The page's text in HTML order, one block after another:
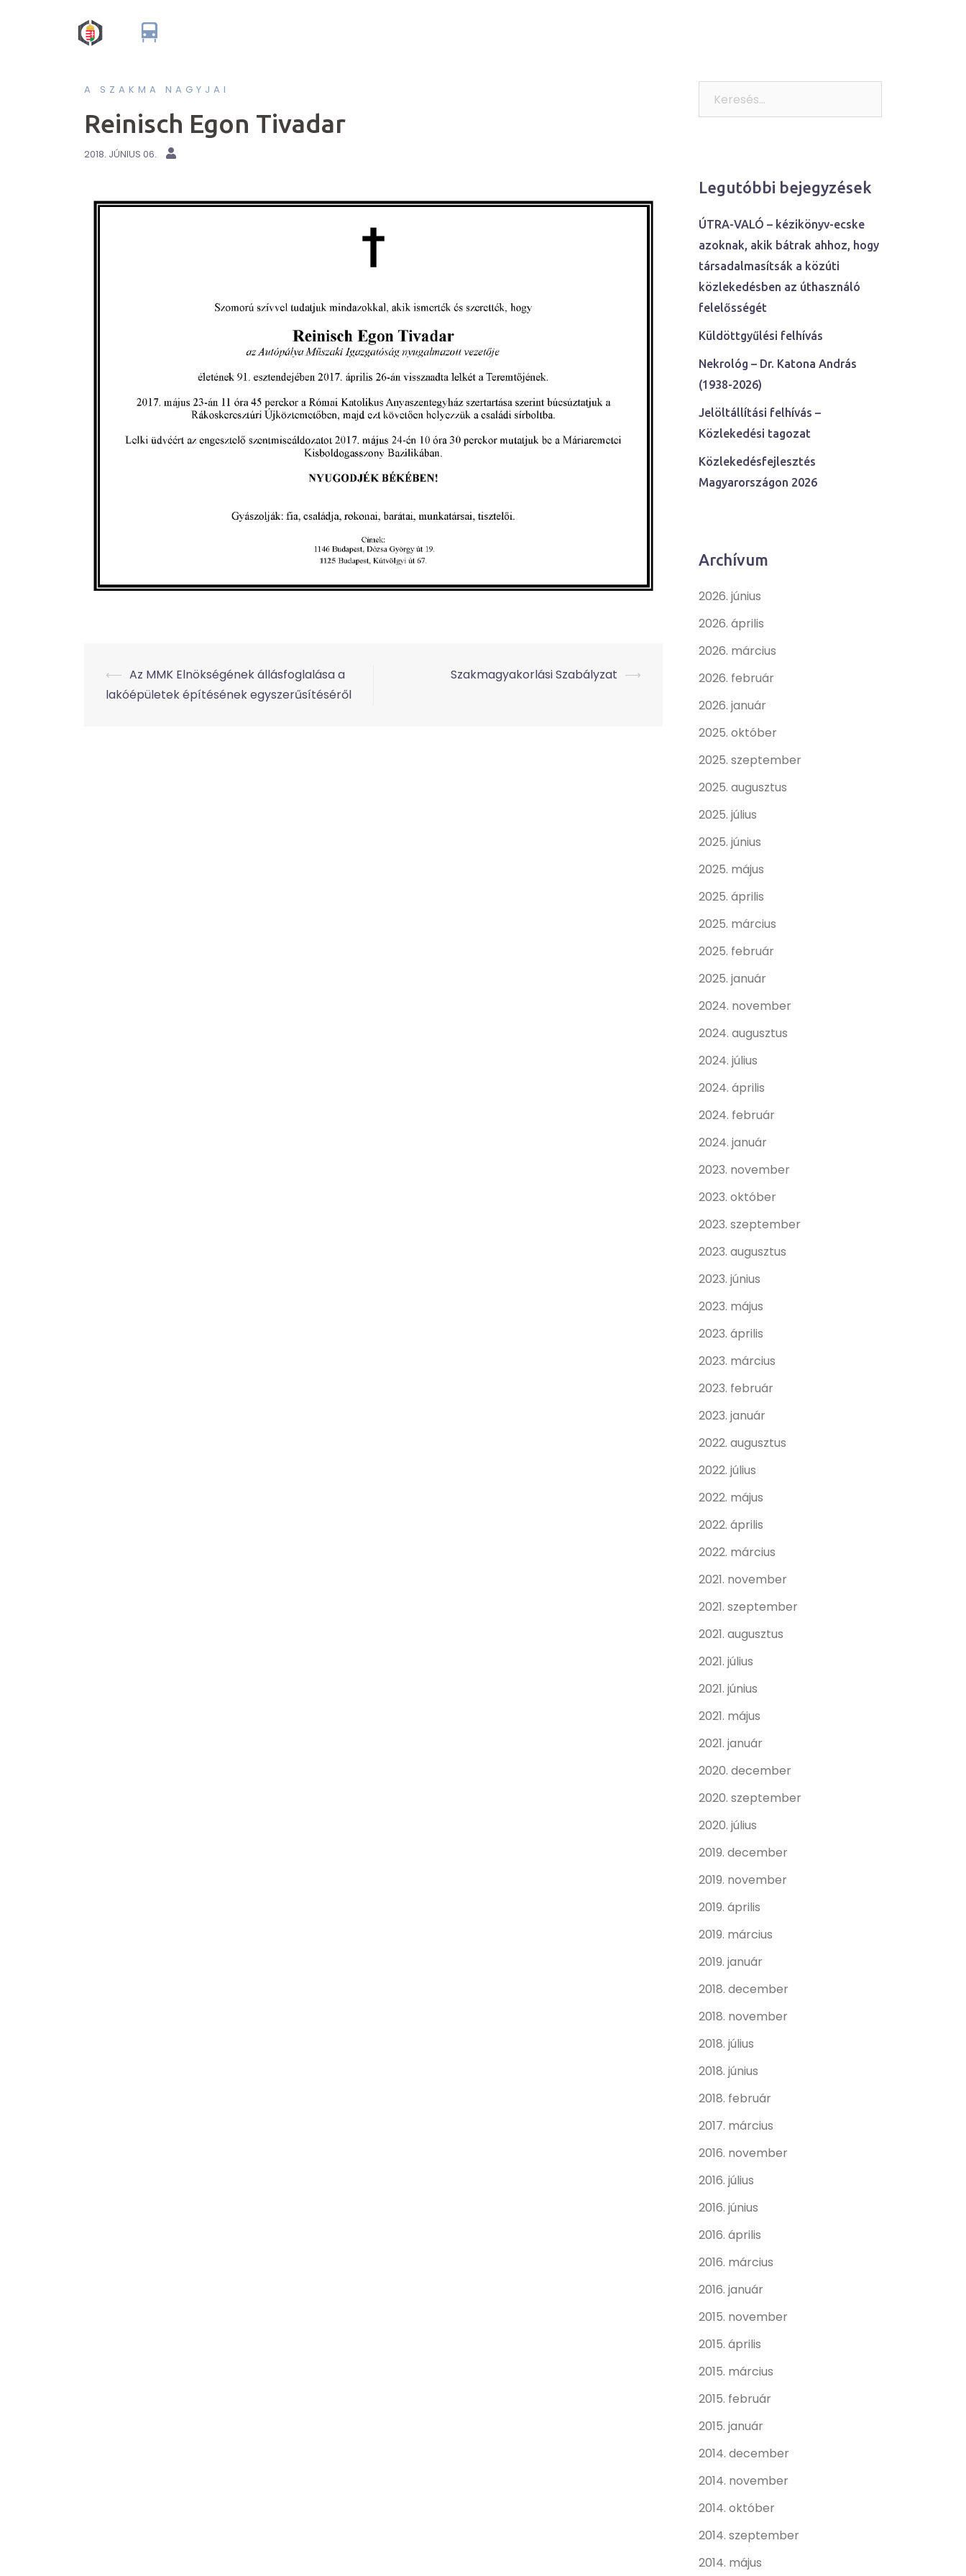
A SZAKMA NAGYJAI
Reinisch Egon Tivadar
2018. JÚNIUS 06.
Post
navigation
⟵ Az MMK Elnökségének állásfoglalása a
lakóépületek építésének egyszerűsítéséről
Szakmagyakorlási Szabályzat ⟶
Legutóbbi bejegyzések
ÚTRA-VALÓ – kézikönyv-ecske
azoknak, akik bátrak ahhoz, hogy
társadalmasítsák a közúti
közlekedésben az úthasználó
felelősségét
Küldöttgyűlési felhívás
Nekrológ – Dr. Katona András
(1938-2026)
Jelöltállítási felhívás –
Közlekedési tagozat
Közlekedésfejlesztés
Magyarországon 2026
Archívum
2026. június
2026. április
2026. március
2026. február
2026. január
2025. október
2025. szeptember
2025. augusztus
2025. július
2025. június
2025. május
2025. április
2025. március
2025. február
2025. január
2024. november
2024. augusztus
2024. július
2024. április
2024. február
2024. január
2023. november
2023. október
2023. szeptember
2023. augusztus
2023. június
2023. május
2023. április
2023. március
2023. február
2023. január
2022. augusztus
2022. július
2022. május
2022. április
2022. március
2021. november
2021. szeptember
2021. augusztus
2021. július
2021. június
2021. május
2021. január
2020. december
2020. szeptember
2020. július
2019. december
2019. november
2019. április
2019. március
2019. január
2018. december
2018. november
2018. július
2018. június
2018. február
2017. március
2016. november
2016. július
2016. június
2016. április
2016. március
2016. január
2015. november
2015. április
2015. március
2015. február
2015. január
2014. december
2014. november
2014. október
2014. szeptember
2014. május